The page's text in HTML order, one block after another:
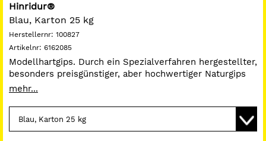
Hinridur®
Blau, Karton 25 kg
Herstellernr: 100827
Artikelnr: 6162085
Modellhartgips. Durch ein Spezialverfahren hergestellter,
besonders preisgünstiger, aber hochwertiger Naturgips
mit großer Härte und hoher Kantenfestigkeit bei geringer
Wasser : Gips = 30 ml : 100 g, Verarbeitungszeit: 5
Minuten, Abbindezeit: 10 - 12 Minuten, Abbindeexpansion
nach 2 Stunden: 0,17 %, Druckfestigkeit nach 1 Stunde:
mehr...